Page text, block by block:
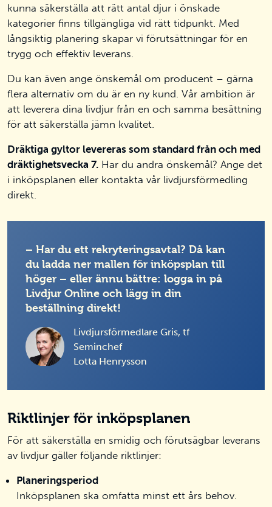
kunna säkerställa att rätt antal djur i önskade
kategorier finns tillgängliga vid rätt tidpunkt. Med
långsiktig planering skapar vi förutsättningar för en
trygg och effektiv leverans.
Du kan även ange önskemål om producent – gärna
flera alternativ om du är en ny kund. Vår ambition är
att leverera dina livdjur från en och samma besättning
för att säkerställa jämn kvalitet.
Dräktiga gyltor levereras som standard från och med
dräktighetsvecka 7. Har du andra önskemål? Ange det
i inköpsplanen eller kontakta vår livdjursförmedling
direkt.
– Har du ett rekryteringsavtal? Då kan
du ladda ner mallen för inköpsplan till
höger – eller ännu bättre: logga in på
Livdjur Online och lägg in din
beställning direkt!
Livdjursförmedlare Gris, tf
Seminchef
Lotta Henrysson
Riktlinjer för inköpsplanen
För att säkerställa en smidig och förutsägbar leverans
av livdjur gäller följande riktlinjer:
Planeringsperiod
Inköpsplanen ska omfatta minst ett års behov.